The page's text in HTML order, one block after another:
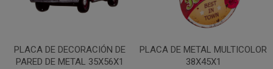
PLACA DE DECORACIÓN DE
PARED DE METAL 35X56X1
PLACA DE METAL MULTICOLOR
38X45X1